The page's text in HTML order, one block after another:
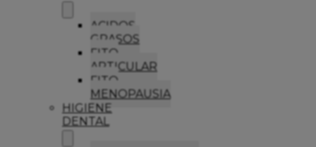
ACIDOS
GRASOS
FITO
ARTICULAR
FITO
MENOPAUSIA
HIGIENE
DENTAL